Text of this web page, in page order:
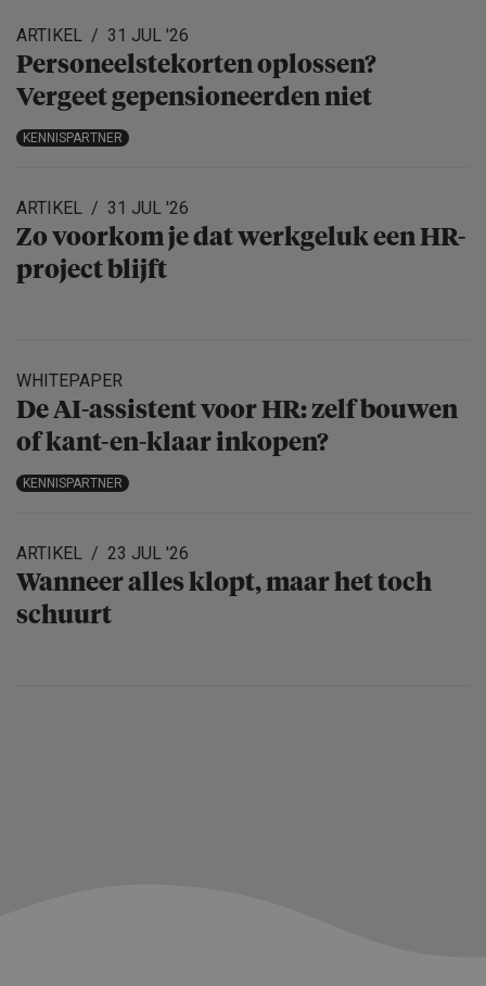
ARTIKEL 31 JUL '26
Personeels­te­korten oplossen?
Vergeet gepensio­neerden niet
KENNISPARTNER
ARTIKEL 31 JUL '26
Zo voorkom je dat werkgeluk een HR-
project blijft
WHITEPAPER
De AI-assistent voor HR: zelf bouwen
of kant-en-klaar inkopen?
KENNISPARTNER
ARTIKEL 23 JUL '26
Wanneer alles klopt, maar het toch
schuurt